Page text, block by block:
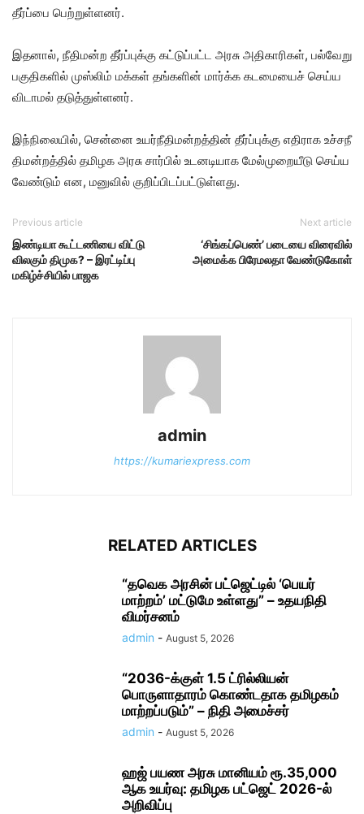
தீர்ப்பை பெற்​றுள்​ளனர்.
இதனால், நீதி​மன்ற தீர்ப்​புக்கு கட்​டுப்​பட்ட அரசு அதி​காரி​கள், பல்​வேறு
பகு​தி​களில் முஸ்​லிம் மக்​கள் தங்​களின் மார்க்க கடமை​யைச் செய்ய
விடா​மல் தடுத்​துள்​ளனர்.
இந்​நிலை​யில், சென்னை உயர்​நீ​தி​மன்​றத்​தின் தீர்ப்​புக்கு எதி​ராக உச்​சநீ​
தி​மன்​றத்​தில் தமிழக அரசு சார்​பில் உடனடி​யாக மேல்​முறை​யீடு செய்ய
வேண்​டும் என, மனு​வில் குறிப்​பிடப்​பட்​டுள்​ளது.
Previous article
இண்டியா கூட்டணியை விட்டு
விலகும் திமுக? – இரட்டிப்பு
மகிழ்ச்சியில் பாஜக
Next article
‘சிங்கப்பெண்’ படையை விரைவில்
அமைக்க பிரேமலதா வேண்டுகோள்
admin
https://kumariexpress.com
RELATED ARTICLES
“தவெக அரசின் பட்ஜெட்டில் ‘பெயர்
மாற்றம்’ மட்டுமே உள்ளது” – உதயநிதி
விமர்சனம்
admin - August 5, 2026
“2036-க்குள் 1.5 ட்ரில்லியன்
பொருளாதாரம் கொண்டதாக தமிழகம்
மாற்றப்படும்” – நிதி அமைச்சர்
admin - August 5, 2026
ஹஜ் பயண அரசு மானியம் ரூ.35,000
ஆக உயர்வு: தமிழக பட்ஜெட் 2026-ல்
அறிவிப்பு